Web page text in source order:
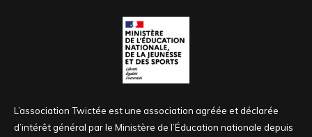
L’association Twictée est une association agréée et déclarée
d’intérêt général par le Ministère de l’Éducation nationale depuis